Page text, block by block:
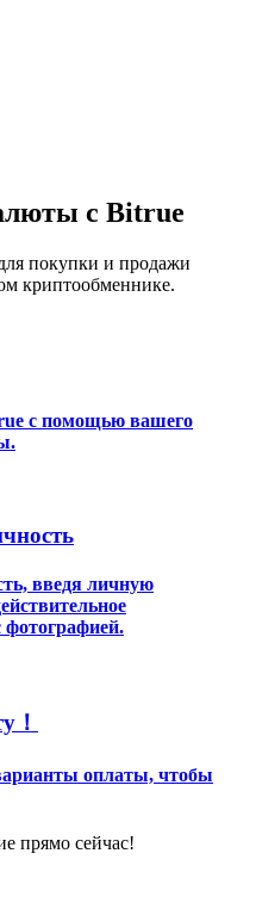
прибыли и комиссиями
по фьючерсам
с Bitrue
покупки и продажи
криптообменнике.
с помощью вашего
введя личную
фотографией.
！
оплаты, чтобы
прямо сейчас!